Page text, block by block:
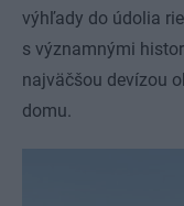
výhľady do údolia
s významnými
najväčšou devízou
domu.